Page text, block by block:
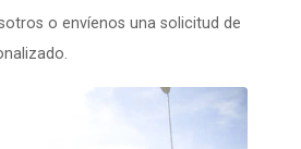
o envíenos una solicitud de